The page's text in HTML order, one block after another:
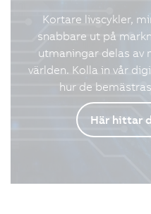
Kortare livscykler,
snabbare ut på
utmaningar delas av
världen. Kolla in vår
hur de
Här hittar